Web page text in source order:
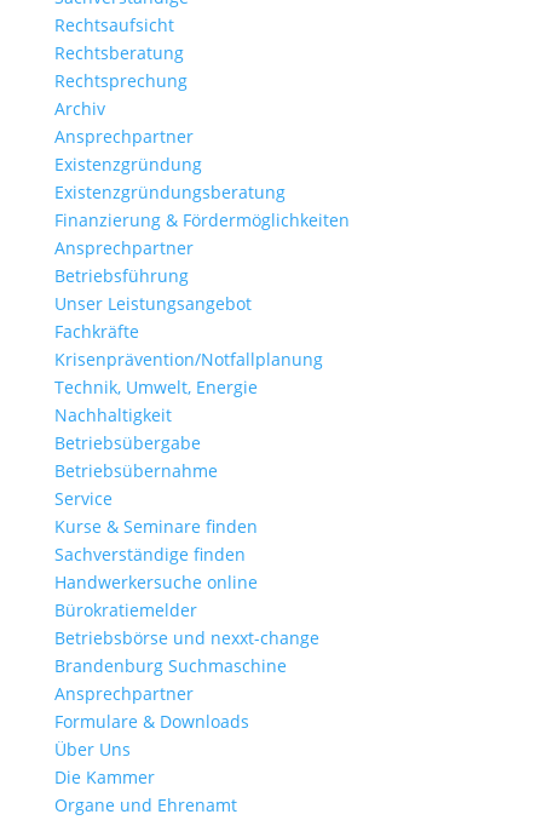
Rechtsaufsicht
Rechtsberatung
Rechtsprechung
Archiv
Ansprechpartner
Existenzgründung
Existenzgründungsberatung
Finanzierung & Fördermöglichkeiten
Ansprechpartner
Betriebsführung
Unser Leistungsangebot
Fachkräfte
Krisenprävention/Notfallplanung
Technik, Umwelt, Energie
Nachhaltigkeit
Betriebsübergabe
Betriebsübernahme
Service
Kurse & Seminare finden
Sachverständige finden
Handwerkersuche online
Bürokratiemelder
Betriebsbörse und nexxt-change
Brandenburg Suchmaschine
Ansprechpartner
Formulare & Downloads
Über Uns
Die Kammer
Organe und Ehrenamt